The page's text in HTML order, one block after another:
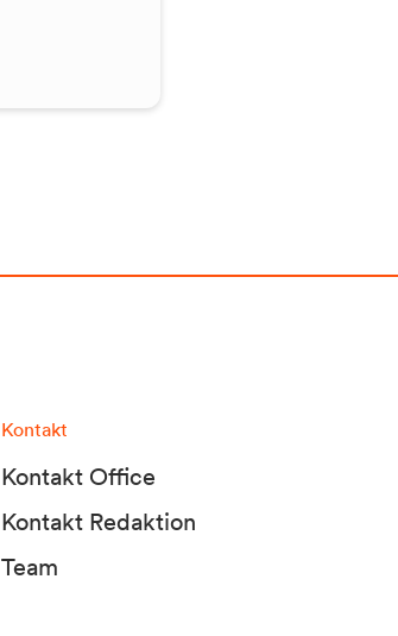
Kontakt
Kontakt Office
Kontakt Redaktion
Team